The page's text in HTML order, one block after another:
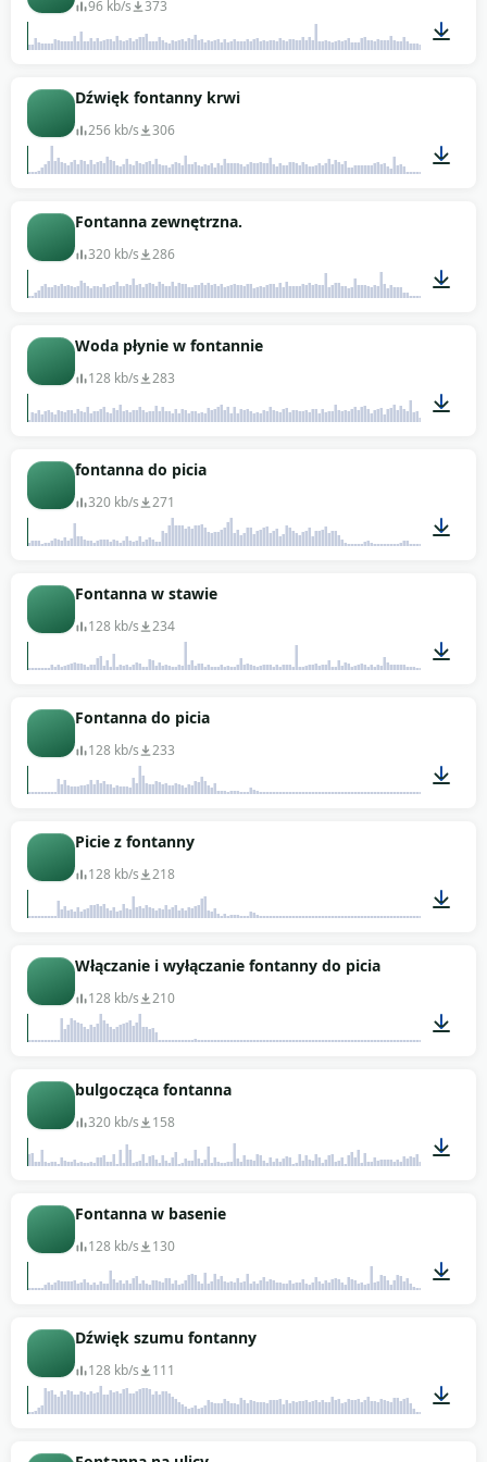
96 kb/s 373
Dźwięk fontanny krwi
256 kb/s 306
Fontanna zewnętrzna.
320 kb/s 286
Woda płynie w fontannie
128 kb/s 283
fontanna do picia
320 kb/s 271
Fontanna w stawie
128 kb/s 234
Fontanna do picia
128 kb/s 233
Picie z fontanny
128 kb/s 218
Włączanie i wyłączanie fontanny do picia
128 kb/s 210
bulgocząca fontanna
320 kb/s 158
Fontanna w basenie
128 kb/s 130
Dźwięk szumu fontanny
128 kb/s 111